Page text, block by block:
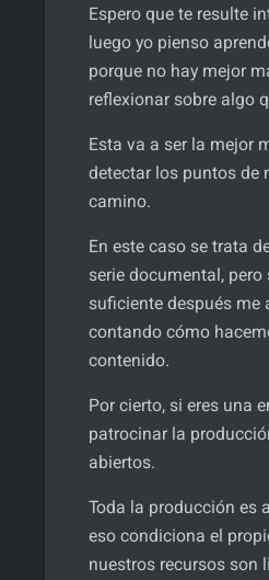
Espero que te resulte
luego yo pienso
porque no hay mejor
reflexionar sobre algo
Esta va a ser la mejor
detectar los puntos de
camino.
En este caso se trata
serie documental,
suficiente después me
contando cómo
contenido.
Por cierto, si eres una
patrocinar la
abiertos.
Toda la producción es
eso condiciona el
nuestros recursos son